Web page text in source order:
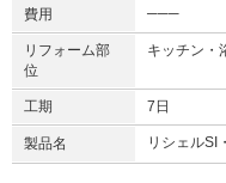
費用 ───
リフォーム部
位
キッチン・
工期 7日
製品名 リシェルSI